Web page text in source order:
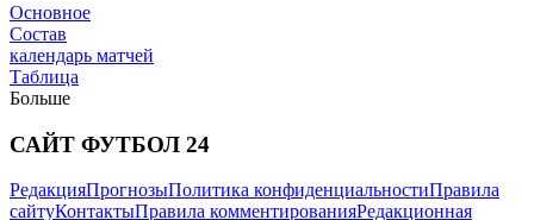
Трансферы
Новости
Основное
Состав
календарь матчей
Таблица
Больше
САЙТ ФУТБОЛ 24
РедакцияПрогнозыПолитика конфиденциальностиПравила
сайтуКонтактыПравила комментированияРедакционная